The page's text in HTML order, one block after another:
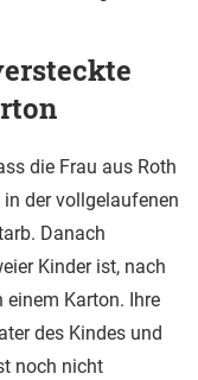
die Frau aus Roth
der vollgelaufenen
Danach
Kinder ist, nach
Karton. Ihre
des Kindes und
noch nicht